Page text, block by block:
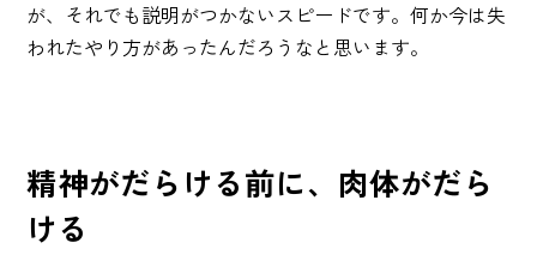
が、それでも説明がつかないスピードです。何か今は失
われたやり方があったんだろうなと思います。
精神がだらける前に、肉体がだら
ける